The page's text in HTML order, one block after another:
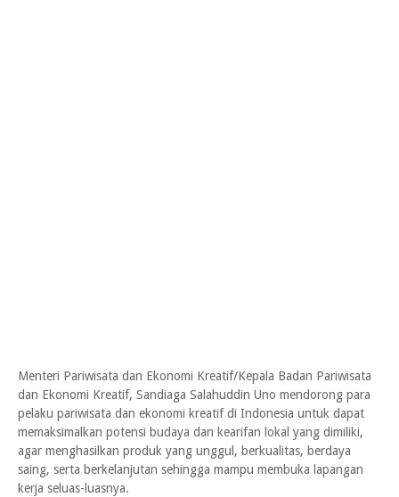
Menteri Pariwisata dan Ekonomi Kreatif/Kepala Badan Pariwisata
dan Ekonomi Kreatif, Sandiaga Salahuddin Uno mendorong para
pelaku pariwisata dan ekonomi kreatif di Indonesia untuk dapat
memaksimalkan potensi budaya dan kearifan lokal yang dimiliki,
agar menghasilkan produk yang unggul, berkualitas, berdaya
saing, serta berkelanjutan sehingga mampu membuka lapangan
kerja seluas-luasnya.